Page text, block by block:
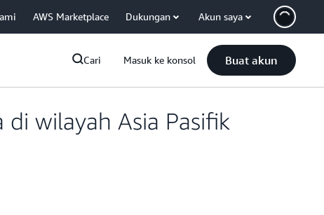
AWS Marketplace Dukungan Akun saya
Cari Masuk ke konsol Buat akun
wilayah Asia Pasifik